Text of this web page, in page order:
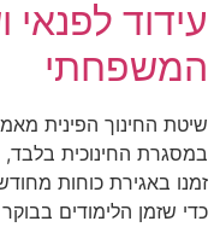
עידוד
המשפחתי
שיטת החינוך הפינית
במסגרת החינוכית
זמנו באגירת כוחות
כדי שזמן הלימודים